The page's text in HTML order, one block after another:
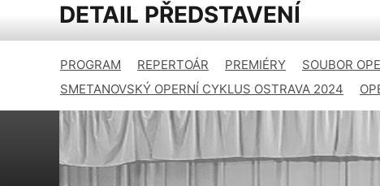
DETAIL PŘEDSTAVENÍ
PROGRAM REPERTOÁR PREMIÉRY SOUBOR
SMETANOVSKÝ OPERNÍ CYKLUS OSTRAVA 2024